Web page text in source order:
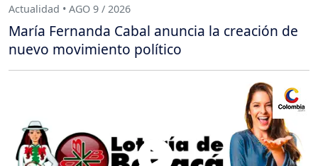
Actualidad • AGO 9 / 2026
María Fernanda Cabal anuncia la creación de
nuevo movimiento político